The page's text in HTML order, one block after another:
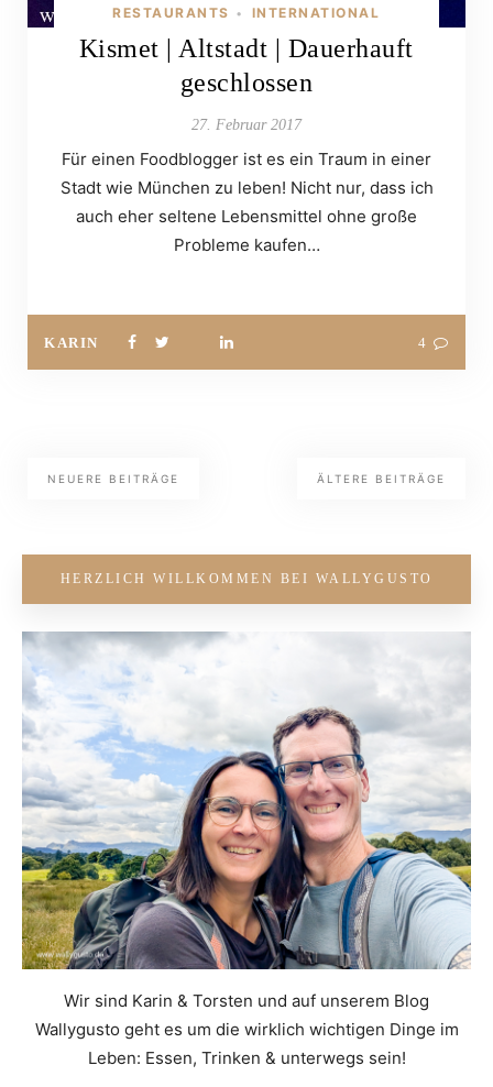
RESTAURANTS • INTERNATIONAL
Kismet | Altstadt | Dauerhauft
geschlossen
27. Februar 2017
Für einen Foodblogger ist es ein Traum in einer
Stadt wie München zu leben! Nicht nur, dass ich
auch eher seltene Lebensmittel ohne große
Probleme kaufen…
KARIN 4
ÄLTERE BEITRÄGE
NEUERE BEITRÄGE
HERZLICH WILLKOMMEN BEI WALLYGUSTO
Wir sind Karin & Torsten und auf unserem Blog
Wallygusto geht es um die wirklich wichtigen Dinge im
Leben: Essen, Trinken & unterwegs sein!